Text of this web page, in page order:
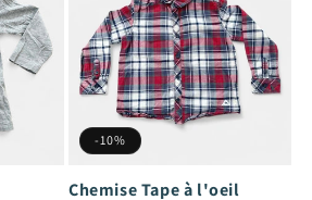
-10%
Chemise Tape à l'oeil